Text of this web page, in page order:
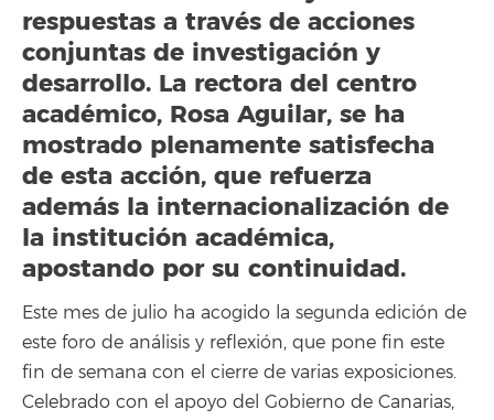
respuestas a través de acciones
conjuntas de investigación y
desarrollo. La rectora del centro
académico, Rosa Aguilar, se ha
mostrado plenamente satisfecha
de esta acción, que refuerza
además la internacionalización de
la institución académica,
apostando por su continuidad.
Este mes de julio ha acogido la segunda edición de
este foro de análisis y reflexión, que pone fin este
fin de semana con el cierre de varias exposiciones.
Celebrado con el apoyo del Gobierno de Canarias,